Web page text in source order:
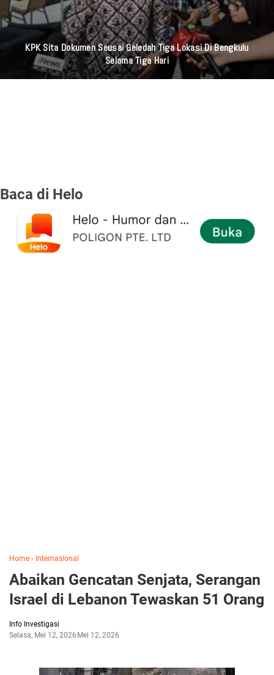
KPK Sita Dokumen Seusai Geledah Tiga Lokasi Di Bengkulu
Selama Tiga Hari
Baca di Helo
Home › Internasional
Abaikan Gencatan Senjata, Serangan
Israel di Lebanon Tewaskan 51 Orang
Info Investigasi
Selasa, Mei 12, 2026 Mei 12, 2026